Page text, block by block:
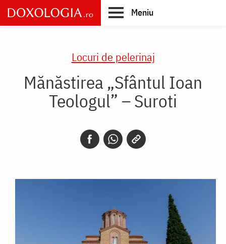
Skip
to
main
Meniu
Locuri de pelerinaj
Mănăstirea „Sfântul Ioan
Teologul” – Suroti